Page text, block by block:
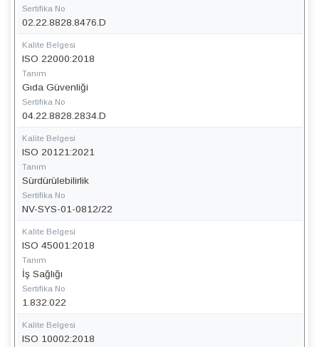
Sertifika No
02.22.8828.8476.D
Kalite Belgesi
ISO 22000:2018
Tanım
Gıda Güvenliği
Sertifika No
04.22.8828.2834.D
Kalite Belgesi
ISO 20121:2021
Tanım
Sürdürülebilirlik
Sertifika No
NV-SYS-01-0812/22
Kalite Belgesi
ISO 45001:2018
Tanım
İş Sağlığı
Sertifika No
1.832.022
Kalite Belgesi
ISO 10002:2018